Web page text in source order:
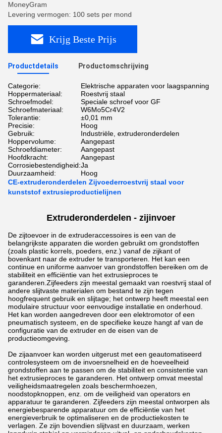
MoneyGram
Levering vermogen: 100 sets per mond
Krijg Beste Prijs
Productdetails Productomschrijving
Categorie:
Elektrische apparaten voor laagspanning
Hoppermateriaal:
Roestvrij staal
Schroefmodel:
Speciale schroef voor GF
Schroefmateriaal:
W6Mo5Cr4V2
Tolerantie:
±0,01 mm
Precisie:
Hoog
Gebruik:
Industriële, extruderonderdelen
Hoppervolume:
Aangepast
Schroefdiameter:
Aangepast
Hoofdkracht:
Aangepast
Corrosiebestendigheid:Ja
Duurzaamheid:
Hoog
CE-extruderonderdelen Zijvoederroestvrij staal voor
kunststof extrusieproductielijnen
Extruderonderdelen - zijinvoer
De zijtoevoer in de extruderaccessoires is een van de
belangrijkste apparaten die worden gebruikt om grondstoffen
(zoals plastic korrels, poeders, enz.) vanaf de zijkant of
bovenkant naar de extruder te transporteren. Het kan een
continue en uniforme aanvoer van grondstoffen bereiken om de
stabiliteit en efficiëntie van het extrusieproces te
garanderen. Zijfeeders zijn meestal gemaakt van roestvrij staal of
andere slijtvaste materialen om bestand te zijn tegen
hoogfrequent gebruik en slijtage; het ontwerp heeft meestal een
modulaire structuur voor eenvoudige installatie en onderhoud.
Het kan worden aangedreven door een elektromotor of een
pneumatisch systeem, en de specifieke keuze hangt af van de
configuratie van de extruder en de eisen van de
productieomgeving.
De zijaanvoer kan worden uitgerust met een geautomatiseerd
controlesysteem om de invoersnelheid en de hoeveelheid
grondstoffen aan te passen om de stabiliteit en consistentie van
het extrusieproces te garanderen. Het ontwerp omvat meestal
veiligheidsmaatregelen zoals beschermhoezen,
noodstopknoppen, enz. om de veiligheid van operators en
apparatuur te garanderen. Zijfeeders zijn meestal ontworpen als
energiebesparende apparatuur om de efficiëntie van het
energieverbruik te optimaliseren en de productiekosten te
verlagen. Ze zijn bovendien slijtvast en duurzaam, werken